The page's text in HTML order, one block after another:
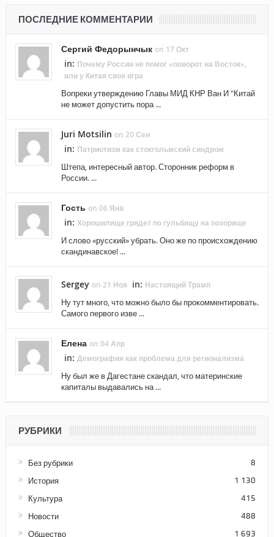
ПОСЛЕДНИЕ КОММЕНТАРИИ
Сергий Федорынчык on 17 Окт
in: Почему России не помог «поворот на Восток»,
или у Китая своя игра
Вопреки утверждению Главы МИД КНР Ван И "Китай
не может допустить пора ...
Juri Motsilin on 20 Сен
in: Патриотизм как стокгольмский синдром
Штепа, интересный автор. Сторонник реформ в
России. ...
Гость on 06 Янв
in: Хорошилище грядет по гульбищу на позорище
И слово «русский» убрать. Оно же по происхождению
скандинавское! ...
Sergey on 21 Ноя in: Настоящий Трамп
Ну тут много, что можно было бы прокомментировать.
Самого первого изве ...
Елена on 04 Апр
in: Демография как проблема для регионализма
Ну был же в Дагестане скандал, что материнские
капиталы выдавались на ...
РУБРИКИ
Без рубрики 8
История 1 130
Культура 415
Новости 488
Общество 1 693